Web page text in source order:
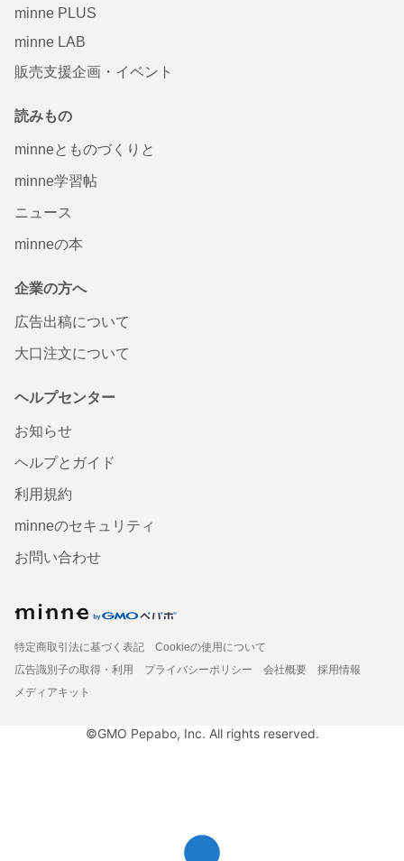
minne PLUS
minne LAB
販売支援企画・イベント
読みもの
minneとものづくりと
minne学習帖
ニュース
minneの本
企業の方へ
広告出稿について
大口注文について
ヘルプセンター
お知らせ
ヘルプとガイド
利用規約
minneのセキュリティ
お問い合わせ
特定商取引法に基づく表記
Cookieの使用について
広告識別子の取得・利用
プライバシーポリシー 会社概要
採用情報
メディアキット
©GMO Pepabo, Inc. All rights reserved.